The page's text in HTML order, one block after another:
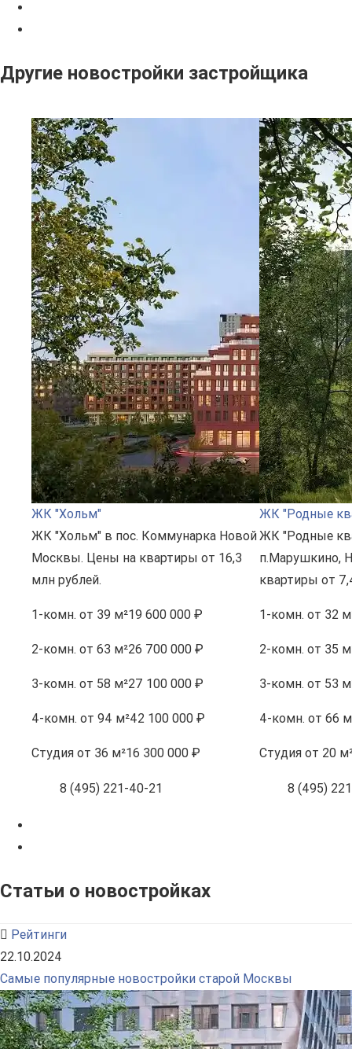
Другие новостройки застройщика
ЖК "Хольм"
ЖК "Хольм" в пос. Коммунарка Новой
Москвы. Цены на квартиры от 16,3
млн рублей.
1-комн. от 39 м²19 600 000 ₽
2-комн. от 63 м²26 700 000 ₽
3-комн. от 58 м²27 100 000 ₽
4-комн. от 94 м²42 100 000 ₽
Студия от 36 м²16 300 000 ₽
8 (495) 221-40-21
ЖК "Родные
ЖК "Родные
п.Марушкино,
квартиры от
1-комн. от 32
2-комн. от 35
3-комн. от 53
4-комн. от 66
Студия от 20
8 (495)
Статьи о новостройках
Рейтинги
22.10.2024
Самые популярные новостройки старой Москвы